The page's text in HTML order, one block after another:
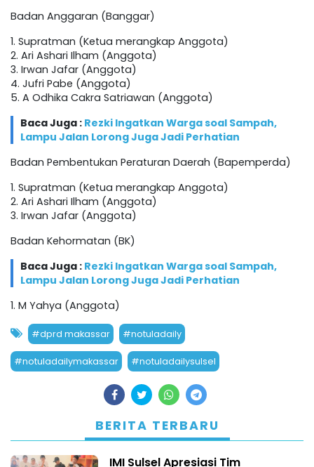
Badan Anggaran (Banggar)
1. Supratman (Ketua merangkap Anggota)
2. Ari Ashari Ilham (Anggota)
3. Irwan Jafar (Anggota)
4. Jufri Pabe (Anggota)
5. A Odhika Cakra Satriawan (Anggota)
Baca Juga : Rezki Ingatkan Warga soal Sampah,
Lampu Jalan Lorong Juga Jadi Perhatian
Badan Pembentukan Peraturan Daerah (Bapemperda)
1. Supratman (Ketua merangkap Anggota)
2. Ari Ashari Ilham (Anggota)
3. Irwan Jafar (Anggota)
Badan Kehormatan (BK)
Baca Juga : Rezki Ingatkan Warga soal Sampah,
Lampu Jalan Lorong Juga Jadi Perhatian
1. M Yahya (Anggota)
#dprd makassar #notuladaily
#notuladailymakassar #notuladailysulsel
BERITA TERBARU
IMI Sulsel Apresiasi Tim